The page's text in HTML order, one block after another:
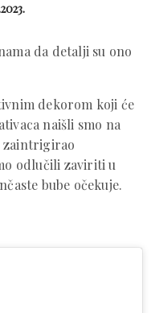
da detalji su ono
dekorom koji će
naišli smo na
zaintrigirao
odlučili zaviriti u
bube očekuje.